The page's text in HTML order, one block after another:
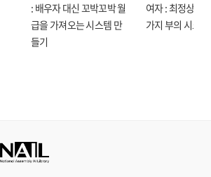
: 배우자 대신 꼬박꼬박 월
급을 가져오는 시스템 만
들기
여자 : 최정상으
가지 부의 시크릿